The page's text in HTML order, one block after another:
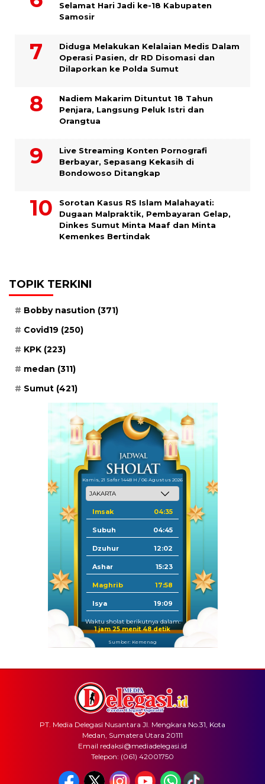
Selamat Hari Jadi ke-18 Kabupaten
Samosir
Diduga Melakukan Kelalaian Medis Dalam
Operasi Pasien, dr RD Disomasi dan
Dilaporkan ke Polda Sumut
​Nadiem Makarim Dituntut 18 Tahun
Penjara, Langsung Peluk Istri dan
Orangtua
Live Streaming Konten Pornografi
Berbayar, Sepasang Kekasih di
Bondowoso Ditangkap
Sorotan Kasus RS Islam Malahayati:
Dugaan Malpraktik, Pembayaran Gelap,
Dinkes Sumut Minta Maaf dan Minta
Kemenkes Bertindak
TOPIK TERKINI
Bobby nasution (371)
Covid19 (250)
KPK (223)
medan (311)
Sumut (421)
Kamis, 21 Safar 1448 H / 06 Agustus 2026
Imsak 04:35
Subuh 04:45
Dzuhur 12:02
Ashar 15:23
Maghrib 17:58
Isya 19:09
Waktu sholat berikutnya dalam:
1 jam 25 menit 48 detik
Sumber: Kemenag
PT. Media Delegasi Nusantara Jl. Mengkara No.31, Kota
Medan, Sumatera Utara 20111
Email redaksi@mediadelegasi.id
Telepon: (061) 42001750